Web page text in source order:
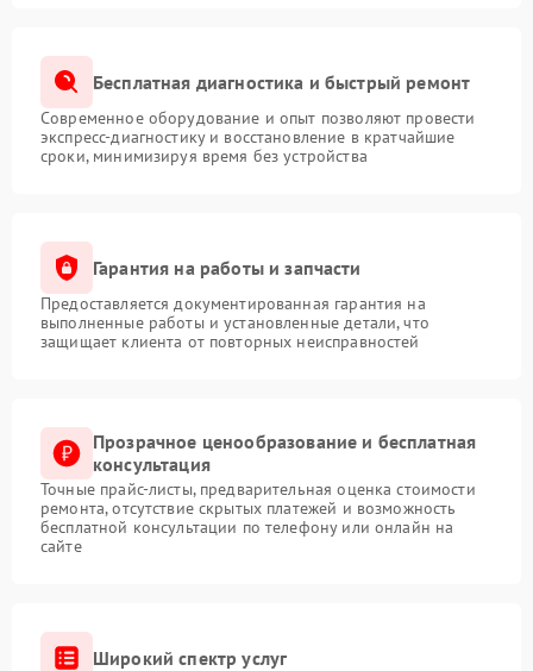
Бесплатная диагностика и быстрый ремонт
Современное оборудование и опыт позволяют провести
экспресс-диагностику и восстановление в кратчайшие
сроки, минимизируя время без устройства
Гарантия на работы и запчасти
Предоставляется документированная гарантия на
выполненные работы и установленные детали, что
защищает клиента от повторных неисправностей
Прозрачное ценообразование и бесплатная
консультация
Точные прайс-листы, предварительная оценка стоимости
ремонта, отсутствие скрытых платежей и возможность
бесплатной консультации по телефону или онлайн на
сайте
Широкий спектр услуг